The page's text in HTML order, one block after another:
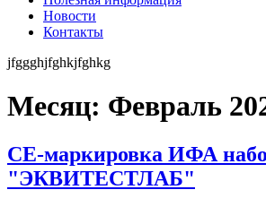
Новости
Контакты
jfggghjfghkjfghkg
Месяц: Февраль
СЕ-маркировка ИФА
"ЭКВИТЕСТЛАБ"